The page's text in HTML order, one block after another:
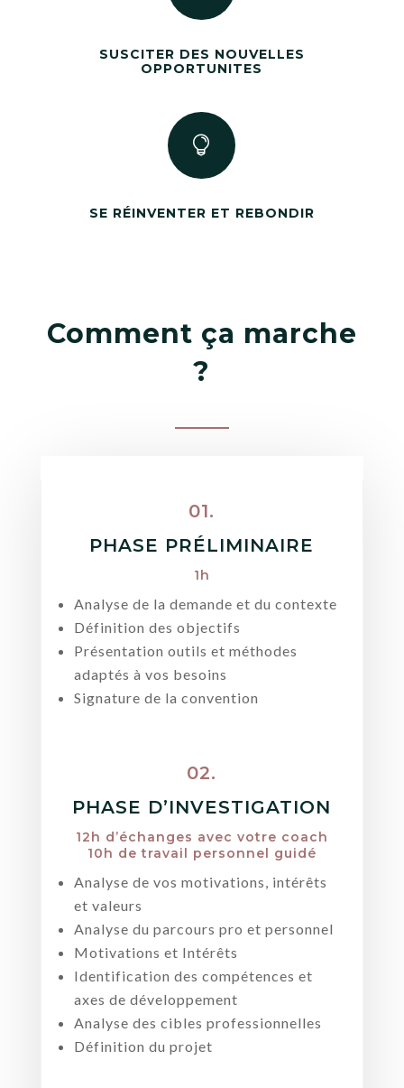
SUSCITER DES NOUVELLES
OPPORTUNITES

SE RÉINVENTER ET REBONDIR
Comment ça marche
?
01.
PHASE PRÉLIMINAIRE
1h
Analyse de la demande et du contexte
Définition des objectifs
Présentation outils et méthodes
adaptés à vos besoins
Signature de la convention
02.
PHASE D’INVESTIGATION
12h d’échanges avec votre coach
10h de travail personnel guidé
Analyse de vos motivations, intérêts
et valeurs
Analyse du parcours pro et personnel
Motivations et Intérêts
Identification des compétences et
axes de développement
Analyse des cibles professionnelles
Définition du projet